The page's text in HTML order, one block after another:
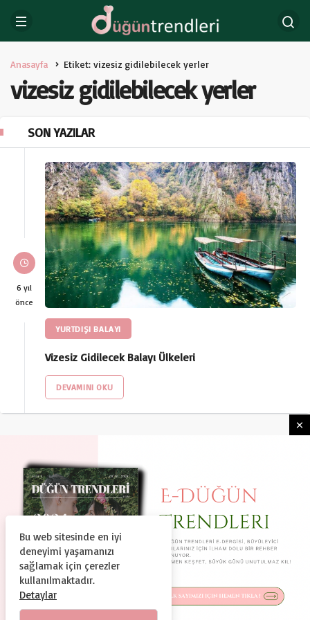
Anasayfa Etiket: vizesiz gidilebilecek yerler
vizesiz gidilebilecek yerler
SON YAZILAR
6 yıl
önce
YURTDIŞI BALAYI
Vizesiz Gidilecek Balayı Ülkeleri
DEVAMINI OKU
HAKKIMIZDA
KULLANIM ŞARTLARI
GIZLILIK VE GÜVENLIK
KÜNYE İLETIŞIM
© Copyright 2024, Tüm Hakları Saklıdır
Duguntrendleri.com Bir Dtc Teknoloji ve Organizasyon A.Ş.
Bu web sitesinde en iyi
deneyimi yaşamanızı
sağlamak için çerezler
kullanılmaktadır.
Detaylar